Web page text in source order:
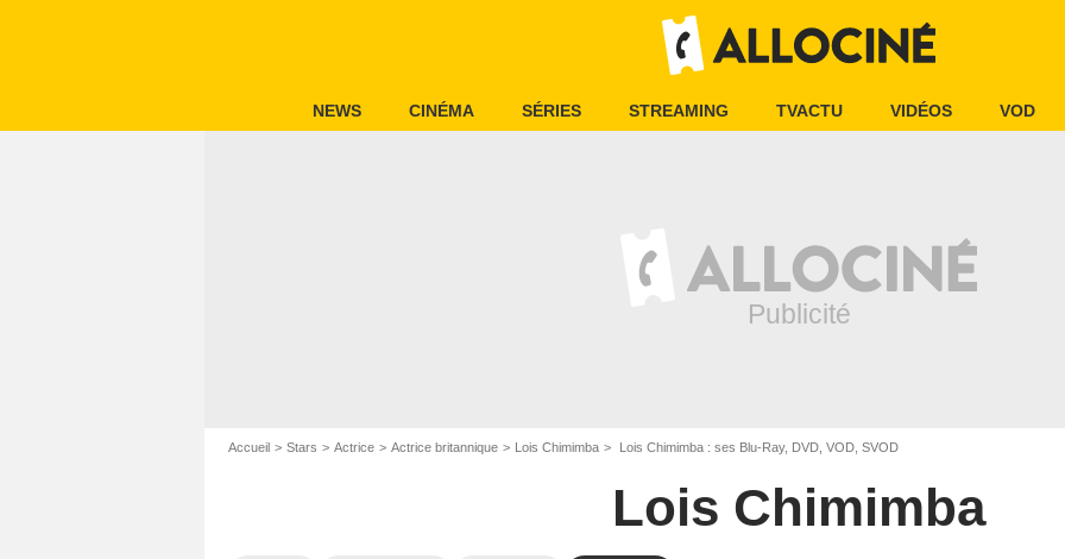
NEWS CINÉMA SÉRIES STREAMING TVACTU VIDÉOS VOD
Accueil Stars Actrice Actrice britannique Lois Chimimba Lois Chimimba : ses Blu-Ray, DVD, VOD, SVOD
Lois Chimimba